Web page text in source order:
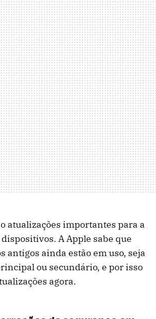
atualizações importantes para a
A Apple sabe que
antigos ainda estão em uso, seja
ou secundário, e por isso
agora.